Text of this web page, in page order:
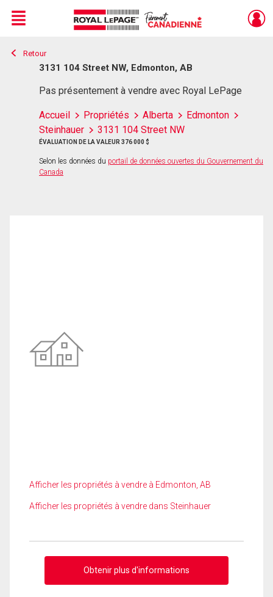
Live
En Direct
Menu
Retour
3131 104 Street NW, Edmonton, AB
Pas présentement à vendre avec Royal LePage
Accueil Propriétés Alberta
Edmonton
Steinhauer
3131 104 Street NW
ÉVALUATION DE LA VALEUR 376 000 $
Selon les données du portail de données ouvertes du Gouvernement du
Canada
Afficher les propriétés à vendre à Edmonton, AB
Afficher les propriétés à vendre dans Steinhauer
Obtenir plus d'informations